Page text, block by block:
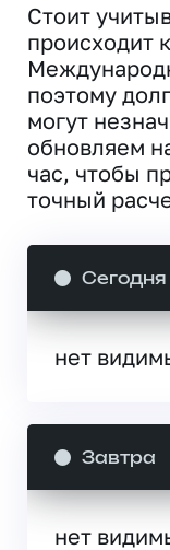
Стоит
происходит
поэтому
могут
обновляем
час, чтобы
точный
Сегодня
нет
Завтра
нет